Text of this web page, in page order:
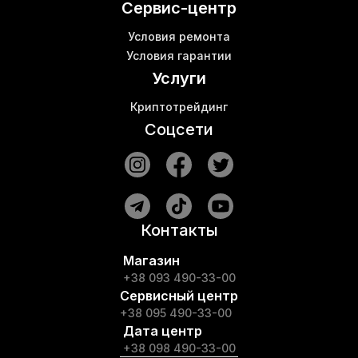
Сервис-центр
Условия ремонта
Условия гарантии
Услуги
Криптотрейдинг
Соцсети
Контакты
Магазин
+38 093 490-33-00
Сервисный центр
+38 095 490-33-00
Дата центр
+38 098 490-33-00